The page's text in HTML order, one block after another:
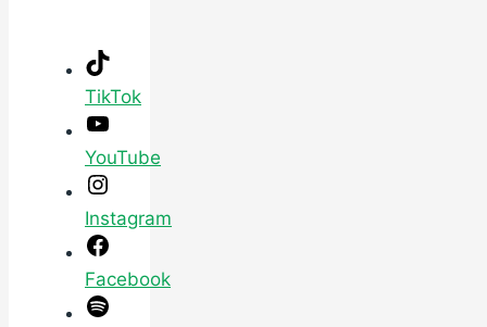
TikTok
YouTube
Instagram
Facebook